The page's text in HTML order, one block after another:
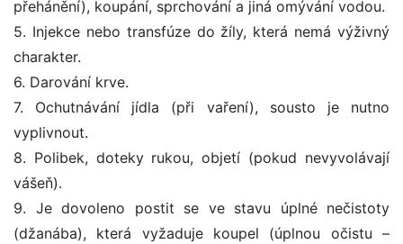
přehánění), koupání, sprchování a jiná omývání vodou.
5. Injekce nebo transfúze do žíly, která nemá výživný
charakter.
6. Darování krve.
7. Ochutnávání jídla (při vaření), sousto je nutno
vyplivnout.
8. Polibek, doteky rukou, objetí (pokud nevyvolávají
vášeň).
9. Je dovoleno postit se ve stavu úplné nečistoty
(džanába), která vyžaduje koupel (úplnou očistu –